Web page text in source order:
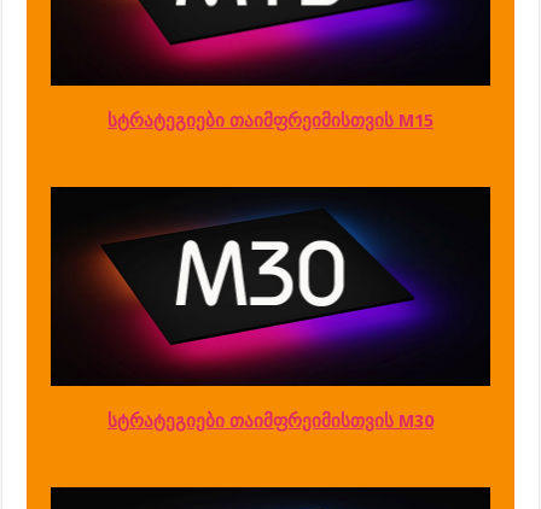
სტრატეგიები თაიმფრეიმისთვის M15
სტრატეგიები თაიმფრეიმისთვის M30